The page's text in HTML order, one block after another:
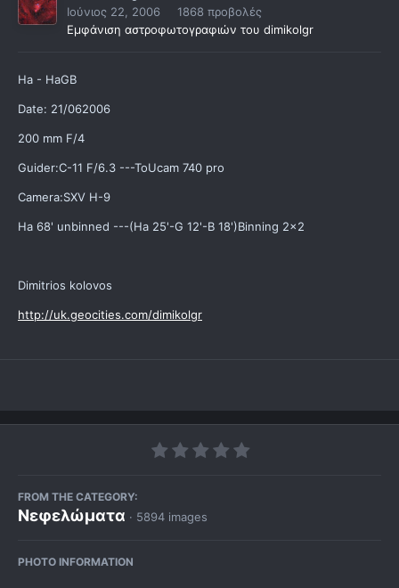
Ιούνιος 22, 2006
1868 προβολές
Εμφάνιση αστροφωτογραφιών του dimikolgr
Ηa - HaGB
Date: 21/062006
200 mm F/4
Guider:C-11 F/6.3 ---ToUcam 740 pro
Camera:SXV H-9
Ha 68' unbinned ---(Ha 25'-G 12'-B 18')Binning 2x2
Dimitrios kolovos
http://uk.geocities.com/dimikolgr
FROM THE CATEGORY:
Νεφελώματα · 5894 images
PHOTO INFORMATION